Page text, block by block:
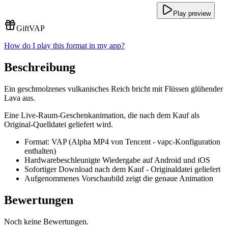
Play preview
GiftVAP
How do I play this format in my app?
Beschreibung
Ein geschmolzenes vulkanisches Reich bricht mit Flüssen glühender
Lava aus.
Eine Live-Raum-Geschenkanimation, die nach dem Kauf als
Original-Quelldatei geliefert wird.
Format: VAP (Alpha MP4 von Tencent - vapc-Konfiguration
enthalten)
Hardwarebeschleunigte Wiedergabe auf Android und iOS
Sofortiger Download nach dem Kauf - Originaldatei geliefert
Aufgenommenes Vorschaubild zeigt die genaue Animation
Bewertungen
Noch keine Bewertungen.